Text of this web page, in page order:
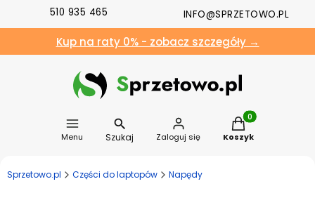
510 935 465 INFO@SPRZETOWO.PL
Kup na raty 0% - zobacz szczegóły →
Menu Szukaj Zaloguj się
Produkty w
Koszyk
Sprzetowo.pl Części do laptopów Napędy